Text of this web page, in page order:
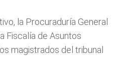
la Procuraduría General
Fiscalía de Asuntos
magistrados del tribunal